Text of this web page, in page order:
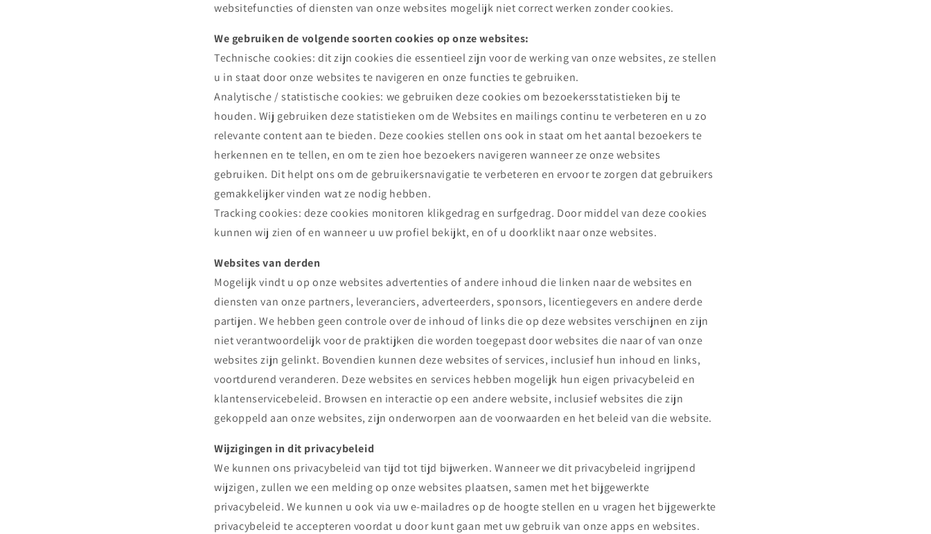
websitefuncties of diensten van onze websites mogelijk niet correct werken zonder cookies.
We gebruiken de volgende soorten cookies op onze websites:
Technische cookies: dit zijn cookies die essentieel zijn voor de werking van onze websites, ze stellen
u in staat door onze websites te navigeren en onze functies te gebruiken.
Analytische / statistische cookies: we gebruiken deze cookies om bezoekersstatistieken bij te
houden. Wij gebruiken deze statistieken om de Websites en mailings continu te verbeteren en u zo
relevante content aan te bieden. Deze cookies stellen ons ook in staat om het aantal bezoekers te
herkennen en te tellen, en om te zien hoe bezoekers navigeren wanneer ze onze websites
gebruiken. Dit helpt ons om de gebruikersnavigatie te verbeteren en ervoor te zorgen dat gebruikers
gemakkelijker vinden wat ze nodig hebben.
Tracking cookies: deze cookies monitoren klikgedrag en surfgedrag. Door middel van deze cookies
kunnen wij zien of en wanneer u uw profiel bekijkt, en of u doorklikt naar onze websites.
Websites van derden
Mogelijk vindt u op onze websites advertenties of andere inhoud die linken naar de websites en
diensten van onze partners, leveranciers, adverteerders, sponsors, licentiegevers en andere derde
partijen. We hebben geen controle over de inhoud of links die op deze websites verschijnen en zijn
niet verantwoordelijk voor de praktijken die worden toegepast door websites die naar of van onze
websites zijn gelinkt. Bovendien kunnen deze websites of services, inclusief hun inhoud en links,
voortdurend veranderen. Deze websites en services hebben mogelijk hun eigen privacybeleid en
klantenservicebeleid. Browsen en interactie op een andere website, inclusief websites die zijn
gekoppeld aan onze websites, zijn onderworpen aan de voorwaarden en het beleid van die website.
Wijzigingen in dit privacybeleid
We kunnen ons privacybeleid van tijd tot tijd bijwerken. Wanneer we dit privacybeleid ingrijpend
wijzigen, zullen we een melding op onze websites plaatsen, samen met het bijgewerkte
privacybeleid. We kunnen u ook via uw e-mailadres op de hoogte stellen en u vragen het bijgewerkte
privacybeleid te accepteren voordat u door kunt gaan met uw gebruik van onze apps en websites.